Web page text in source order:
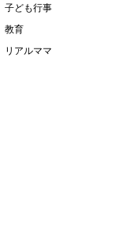
子ども行事
教育
リアルママ